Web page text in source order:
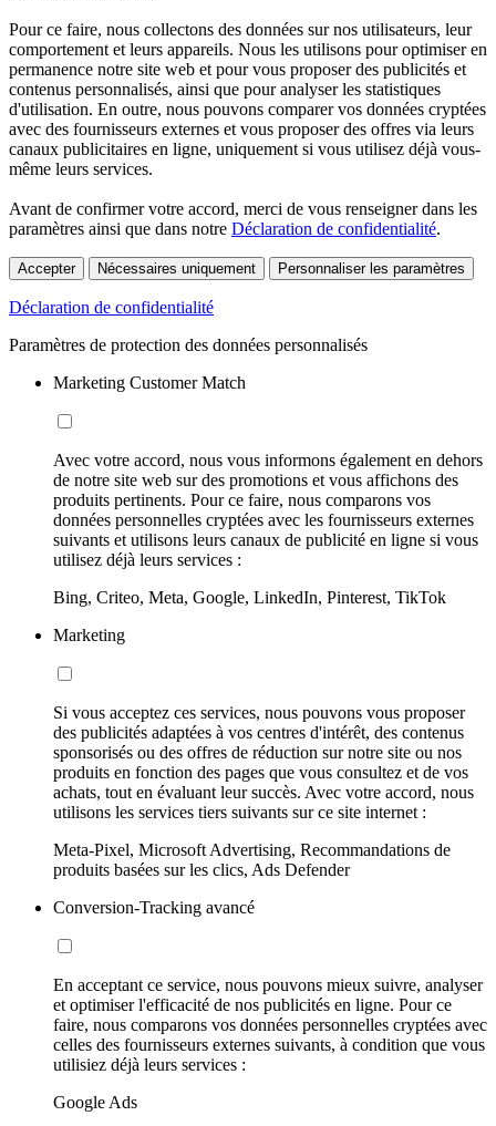
Pour ce faire, nous collectons des données sur nos utilisateurs, leur
comportement et leurs appareils. Nous les utilisons pour optimiser en
permanence notre site web et pour vous proposer des publicités et
contenus personnalisés, ainsi que pour analyser les statistiques
d'utilisation. En outre, nous pouvons comparer vos données cryptées
avec des fournisseurs externes et vous proposer des offres via leurs
canaux publicitaires en ligne, uniquement si vous utilisez déjà vous-
même leurs services.
Avant de confirmer votre accord, merci de vous renseigner dans les
paramètres ainsi que dans notre Déclaration de confidentialité.
Accepter Nécessaires uniquement Personnaliser les paramètres
Déclaration de confidentialité
Paramètres de protection des données personnalisés
Marketing Customer Match
Avec votre accord, nous vous informons également en dehors
de notre site web sur des promotions et vous affichons des
produits pertinents. Pour ce faire, nous comparons vos
données personnelles cryptées avec les fournisseurs externes
suivants et utilisons leurs canaux de publicité en ligne si vous
utilisez déjà leurs services :
Bing, Criteo, Meta, Google, LinkedIn, Pinterest, TikTok
Marketing
Si vous acceptez ces services, nous pouvons vous proposer
des publicités adaptées à vos centres d'intérêt, des contenus
sponsorisés ou des offres de réduction sur notre site ou nos
produits en fonction des pages que vous consultez et de vos
achats, tout en évaluant leur succès. Avec votre accord, nous
utilisons les services tiers suivants sur ce site internet :
Meta-Pixel, Microsoft Advertising, Recommandations de
produits basées sur les clics, Ads Defender
Conversion-Tracking avancé
En acceptant ce service, nous pouvons mieux suivre, analyser
et optimiser l'efficacité de nos publicités en ligne. Pour ce
faire, nous comparons vos données personnelles cryptées avec
celles des fournisseurs externes suivants, à condition que vous
utilisiez déjà leurs services :
Google Ads